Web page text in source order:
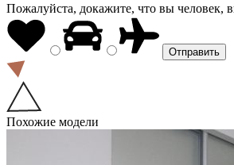
Пожалуйста, докажите, что вы человек,
Похожие модели